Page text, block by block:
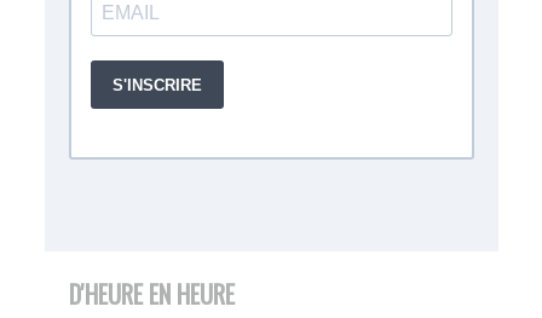
D'HEURE EN HEURE